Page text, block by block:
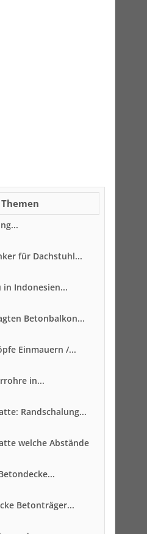
für Dachstuhl...
in Indonesien...
Betonbalkon...
Einmauern /...
in...
Randschalung...
welche Abstände
Betonträger...